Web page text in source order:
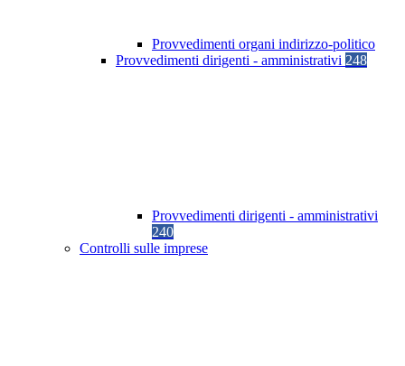
Provvedimenti organi indirizzo-politico
Provvedimenti dirigenti - amministrativi 248
Provvedimenti dirigenti - amministrativi
240
Controlli sulle imprese